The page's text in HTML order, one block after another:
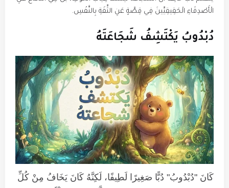
الْأَصْدِقَاءِ الْحَقِيقِيِّينَ فِي قِصَّةٍ عَنِ الثِّقَةِ بِالنَّفْسِ.
دُبْدُوبُ يَكْتَشِفُ شَجَاعَتَهُ
كَانَ "دُبْدُوبُ" دُبًّا صَغِيرًا لَطِيفًا، لَكِنَّهُ كَانَ يَخَافُ مِنْ كُلِّ